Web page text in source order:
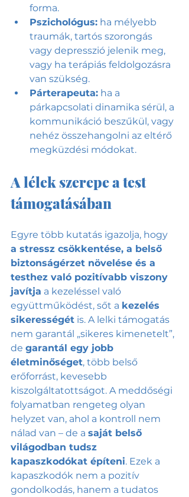
forma.
Pszichológus: ha mélyebb
traumák, tartós szorongás
vagy depresszió jelenik meg,
vagy ha terápiás feldolgozásra
van szükség.
Párterapeuta: ha a
párkapcsolati dinamika sérül, a
kommunikáció beszűkül, vagy
nehéz összehangolni az eltérő
megküzdési módokat.
A lélek szerepe a test
támogatásában
Egyre több kutatás igazolja, hogy
a stressz csökkentése, a belső
biztonságérzet növelése és a
testhez való pozitívabb viszony
javítja a kezeléssel való
együttműködést, sőt a kezelés
sikerességét is. A lelki támogatás
nem garantál „sikeres kimenetelt”,
de garantál egy jobb
életminőséget, több belső
erőforrást, kevesebb
kiszolgáltatottságot. A meddőségi
folyamatban rengeteg olyan
helyzet van, ahol a kontroll nem
nálad van – de a saját belső
világodban tudsz
kapaszkodókat építeni. Ezek a
kapaszkodók nem a pozitív
gondolkodás, hanem a tudatos